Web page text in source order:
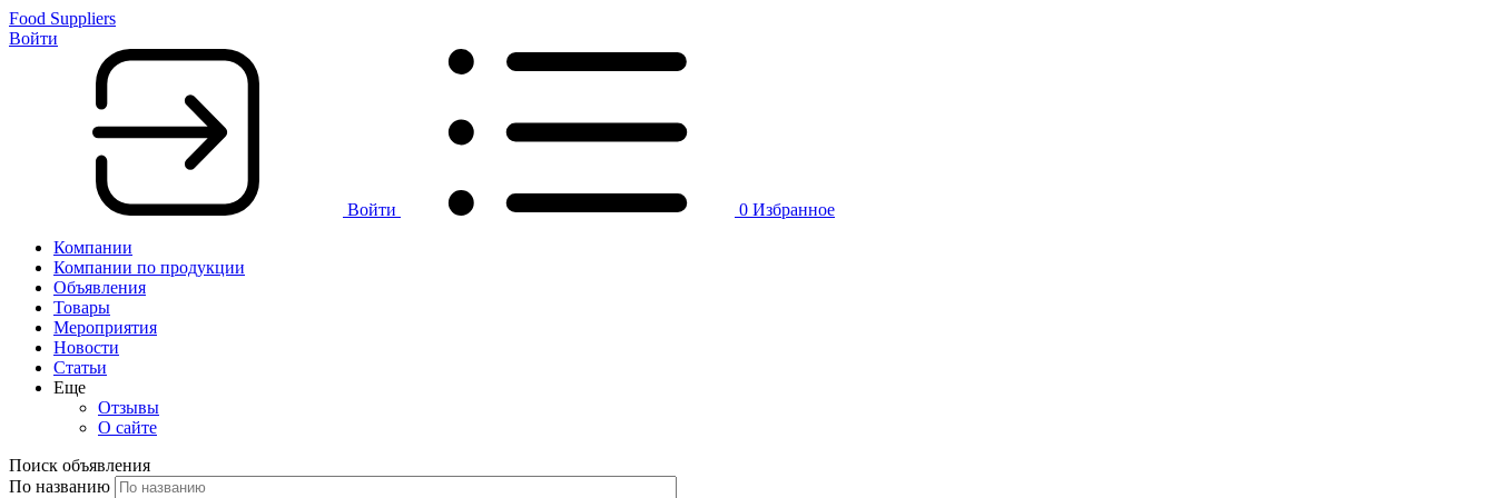
Food Suppliers
Войти
Войти 0 Избранное
Компании
Компании по продукции
Объявления
Товары
Мероприятия
Новости
Статьи
Еще
Отзывы
О сайте
Поиск объявления
По названию